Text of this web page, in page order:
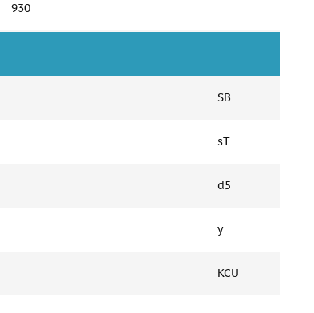
930
SB
sT
d5
y
KCU